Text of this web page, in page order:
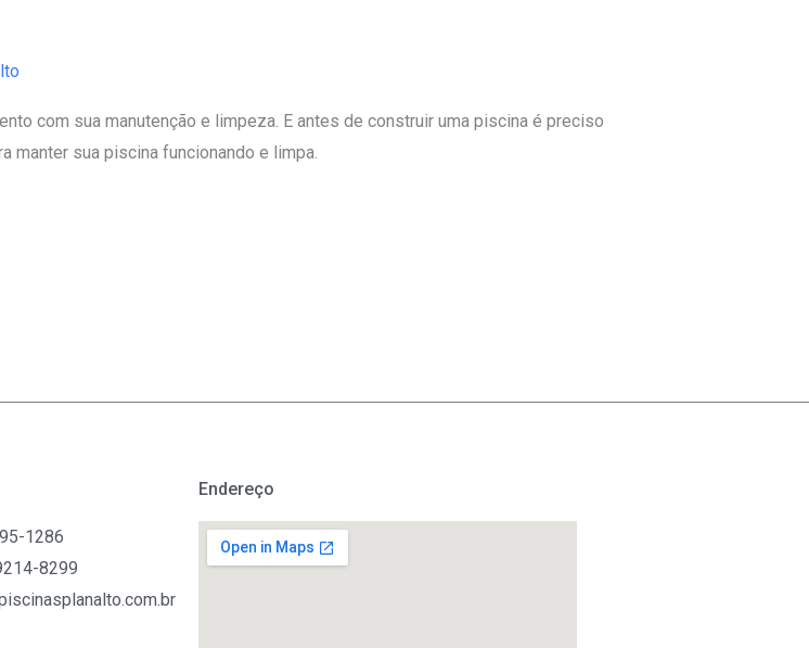
com sua manutenção e limpeza. E antes de construir uma piscina é preciso
manter sua piscina funcionando e limpa.
1286
8299
Endereço